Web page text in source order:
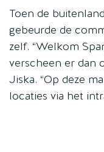
Toen de
gebeurde de
zelf. “Welkom
verscheen er dan
Jiska. “Op deze
locaties via het